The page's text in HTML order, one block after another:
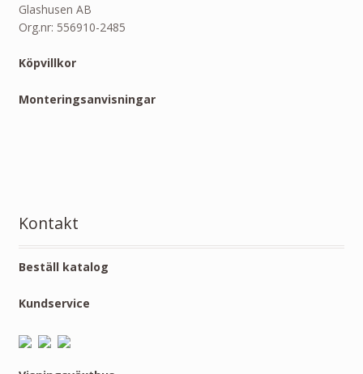
Glashusen AB
Org.nr: 556910-2485
Köpvillkor
Monteringsanvisningar
Kontakt
Beställ katalog
Kundservice